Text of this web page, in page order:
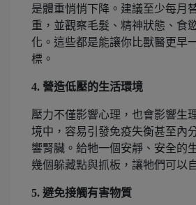
是體重悄悄下降。建議至少每月
重，並觀察毛髮、精神狀態、食
化。這些都是能讓你比獸醫更早
標。
4. 營造低壓的生活環境
壓力不僅影響心理，也會影響生
境中，容易引發免疫失衡甚至內
響腎臟。給牠一個安靜、安全的
幾個躲藏點與抓板，讓牠們可以
5. 避免接觸有害物質